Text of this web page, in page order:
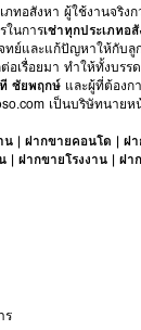
ทอสังหา ผู้ใช้งานจริง
ในการเช่าทุกประเภทอ
ทย์และแก้ปัญหาให้กับลู
อเรื่อยมา ทำให้ทั้งบรร
ชัยพฤกษ์ และผู้ที่ต้องก
เป็นบริษัทนาย
น |ฝากขายคอนโด |ฝ
|ฝากขายโรงงาน |ฝา
ร